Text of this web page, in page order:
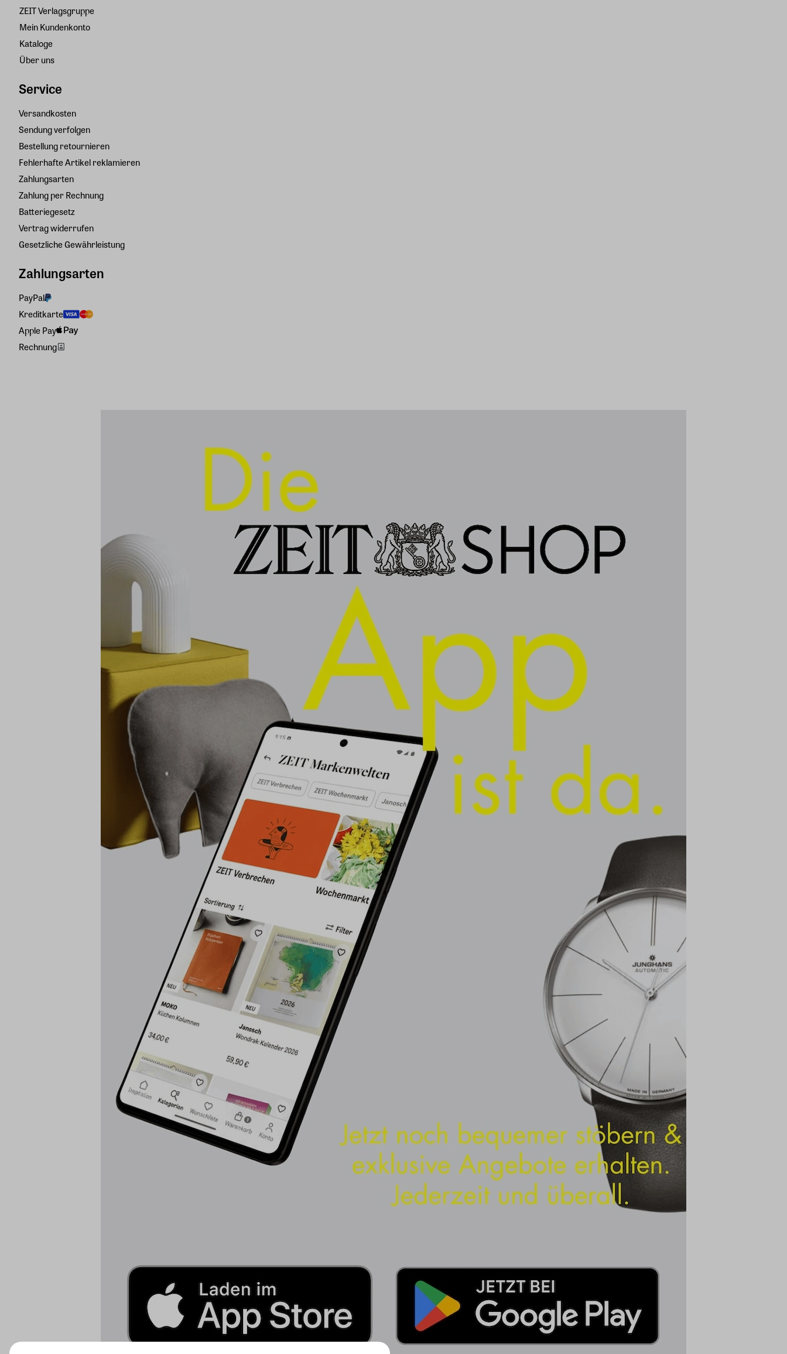
ZEIT Verlagsgruppe
Mein Kundenkonto
Kataloge
Über uns
Service
Versandkosten
Sendung verfolgen
Bestellung retournieren
Fehlerhafte Artikel reklamieren
Zahlungsarten
Zahlung per Rechnung
Batteriegesetz
Vertrag widerrufen
Gesetzliche Gewährleistung
Zahlungsarten
PayPal
Kreditkarte
Apple Pay
Rechnung